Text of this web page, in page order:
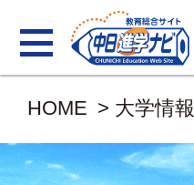
HOME > 大学情報